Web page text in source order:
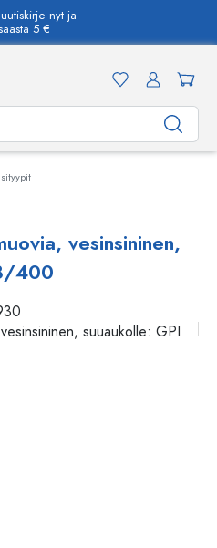
nyt ja
5 €
vesinsininen,
400